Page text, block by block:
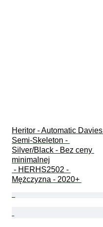
Heritor - Automatic Davies
Semi-Skeleton -
Silver/Black - Bez ceny
minimalnej
Mężczyzna - 2020+